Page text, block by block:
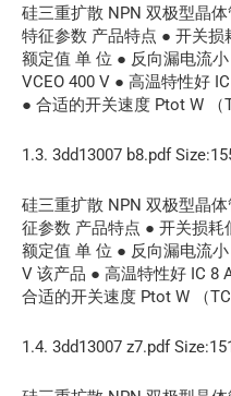
硅三重扩散 NPN 双极型晶
特征参数 产品特点 ● 开关损
额定值 单 位 ● 反向漏电流
VCEO 400 V ● 高温特性好
● 合适的开关速度 Ptot W
1.3. 3dd13007 b8.pdf
硅三重扩散 NPN 双极型晶
征参数 产品特点 ● 开关损耗
额定值 单 位 ● 反向漏电流
V 该产品 ● 高温特性好 IC 8
合适的开关速度 Ptot W （
1.4. 3dd13007 z7.pdf